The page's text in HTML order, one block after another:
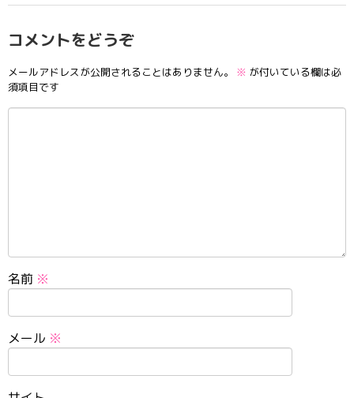
コメントをどうぞ
メールアドレスが公開されることはありません。 ※ が付いている欄は必
須項目です
名前 ※
メール ※